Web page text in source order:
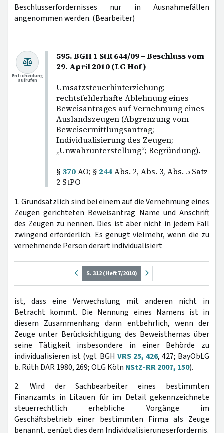
Beschlusserfordernisses nur in Ausnahmefällen
angenommen werden. (Bearbeiter)
595. BGH 1 StR 644/09 – Beschluss vom
29. April 2010 (LG Hof)
Umsatzsteuerhinterziehung;
rechtsfehlerhafte Ablehnung eines
Beweisantrages auf Vernehmung eines
Auslandszeugen (Abgrenzung vom
Beweisermittlungsantrag;
Individualisierung des Zeugen;
„Unwahrunterstellung“; Begründung).
§ 370AO; § 244Abs. 2, Abs. 3, Abs. 5 Satz
2 StPO
Entscheidung
aufrufen
1. Grundsätzlich sind bei einem auf die Vernehmung eines
Zeugen gerichteten Beweisantrag Name und Anschrift
des Zeugen zu nennen. Dies ist aber nicht in jedem Fall
zwingend erforderlich. Es genügt vielmehr, wenn die zu
vernehmende Person derart individualisiert
S. 312 (Heft 7/2010)
ist, dass eine Verwechslung mit anderen nicht in
Betracht kommt. Die Nennung eines Namens ist in
diesem Zusammenhang dann entbehrlich, wenn der
Zeuge unter Berücksichtigung des Beweisthemas über
seine Tätigkeit insbesondere in einer Behörde zu
individualisieren ist (vgl. BGH VRS 25, 426, 427; BayObLG
b. Rüth DAR 1980, 269; OLG Köln NStZ-RR 2007, 150).
2. Wird der Sachbearbeiter eines bestimmten
Finanzamts in Litauen für im Detail gekennzeichnete
steuerrechtlich erhebliche Vorgänge im
Geschäftsbetrieb einer bestimmten Firma als Zeuge
benannt, genügt dies dem Individualisierungserfordernis.